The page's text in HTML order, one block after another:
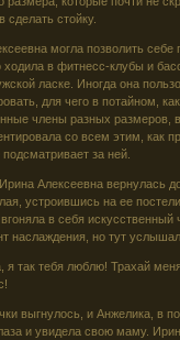
сделать стойку.
могла позволить
ходила в фитнесс-клубы и
ласке. Иногда она
для чего в потайном,
члены разных размеров,
со всем этим, как
за ней.
Алексеевна вернулась
устроившись на ее
в себя
наслаждения, но тут
я так тебя люблю! Трахай
выгнулось, и Анжелика, в
и увидела свою маму.